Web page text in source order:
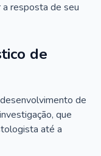
resposta de seu
de
de
que
até a